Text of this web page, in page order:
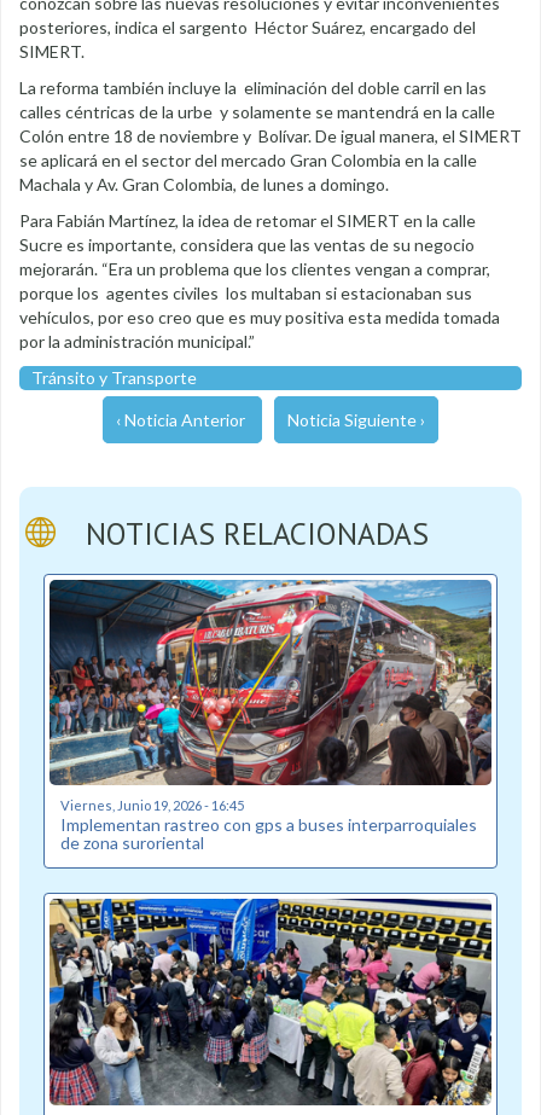
posteriores, indica el sargento Héctor Suárez, encargado del
SIMERT.
La reforma también incluye la eliminación del doble carril en las
calles céntricas de la urbe y solamente se mantendrá en la calle
Colón entre 18 de noviembre y Bolívar. De igual manera, el SIMERT
se aplicará en el sector del mercado Gran Colombia en la calle
Machala y Av. Gran Colombia, de lunes a domingo.
Para Fabián Martínez, la idea de retomar el SIMERT en la calle
Sucre es importante, considera que las ventas de su negocio
mejorarán. “Era un problema que los clientes vengan a comprar,
porque los agentes civiles los multaban si estacionaban sus
vehículos, por eso creo que es muy positiva esta medida tomada
por la administración municipal.”
Tránsito y Transporte
‹ Noticia Anterior Noticia Siguiente ›
NOTICIAS RELACIONADAS
Viernes, Junio 19, 2026 - 16:45
Implementan rastreo con gps a buses interparroquiales
de zona suroriental